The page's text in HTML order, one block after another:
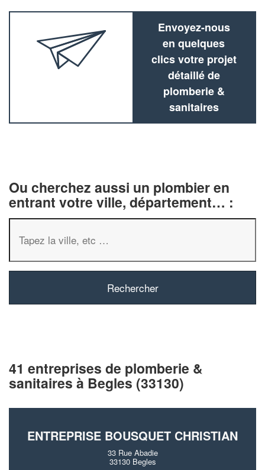
Envoyez-nous
en quelques
clics votre projet
détaillé de
plomberie &
sanitaires
Ou cherchez aussi un plombier en
entrant votre ville, département… :
41 entreprises de plomberie &
sanitaires à Begles (33130)
ENTREPRISE BOUSQUET CHRISTIAN
33 Rue Abadie
33130 Begles